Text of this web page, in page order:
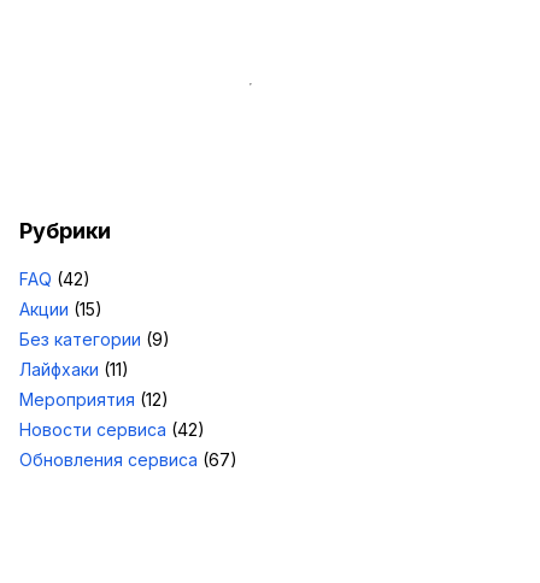
Рубрики
FAQ (42)
Акции (15)
Без категории (9)
Лайфхаки (11)
Мероприятия (12)
Новости сервиса (42)
Обновления сервиса (67)